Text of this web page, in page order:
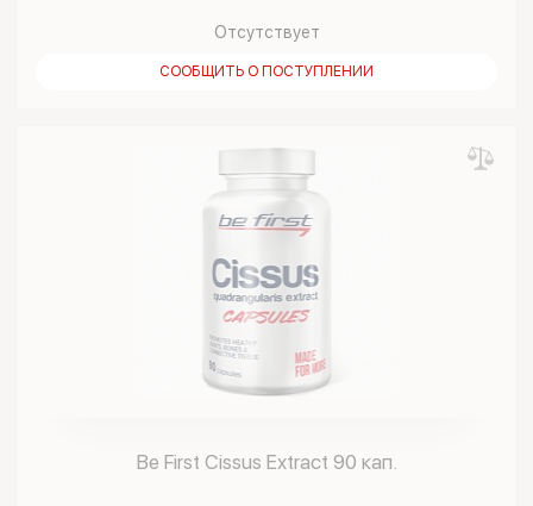
Отсутствует
СООБЩИТЬ О ПОСТУПЛЕНИИ
Be First Cissus Extract 90 кап.